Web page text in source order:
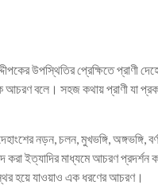
উপস্থিতির প্রেক্ষিতে প্রাণী
আচরণ বলে। সহজ কথায় প্রাণী যা
নড়ন, চলন, মুখভঙ্গি, অঙ্গভঙ্গি,
করা ইত্যাদির মাধ্যমে আচরণ
হয়ে যাওয়াও এক ধরণের আচরণ।